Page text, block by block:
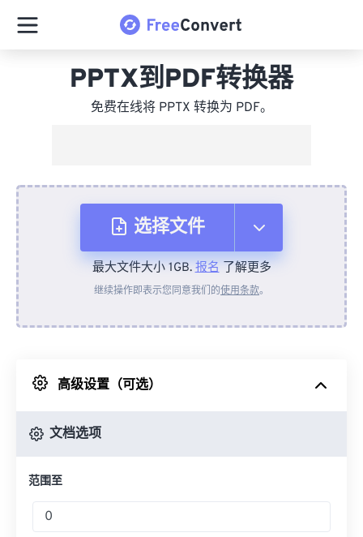
PPTX到PDF转换器
免费在线将 PPTX 转换为 PDF。
选择文件
从设备
来自 Google Drive
最大文件大小 1GB.报名了解更多
继续操作即表示您同意我们的使用条款。
高级设置（可选）
文档选项
范围至